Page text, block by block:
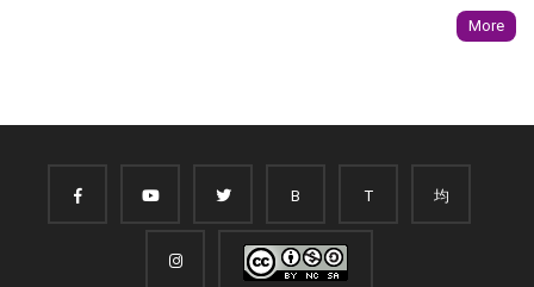
More
B T 均